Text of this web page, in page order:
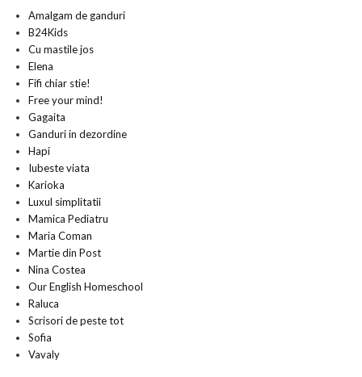
Amalgam de ganduri
B24Kids
Cu mastile jos
Elena
Fifi chiar stie!
Free your mind!
Gagaita
Ganduri in dezordine
Hapi
Iubeste viata
Karioka
Luxul simplitatii
Mamica Pediatru
Maria Coman
Martie din Post
Nina Costea
Our English Homeschool
Raluca
Scrisori de peste tot
Sofia
Vavaly